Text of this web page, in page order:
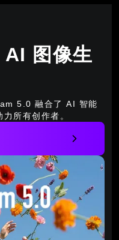
图像生
5.0 融合了 AI 智能
所有创作者。